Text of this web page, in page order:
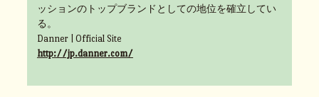
ッションのトップブランドとしての地位を確立してい
る。
Danner | Official Site
http://jp.danner.com/